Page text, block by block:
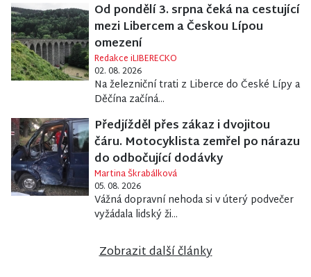
Od pondělí 3. srpna čeká na cestující
mezi Libercem a Českou Lípou
omezení
Redakce iLIBERECKO
02. 08. 2026
Na železniční trati z Liberce do České Lípy a
Děčína začíná...
Předjížděl přes zákaz i dvojitou
čáru. Motocyklista zemřel po nárazu
do odbočující dodávky
Martina Škrabálková
05. 08. 2026
Vážná dopravní nehoda si v úterý podvečer
vyžádala lidský ži...
Zobrazit další články